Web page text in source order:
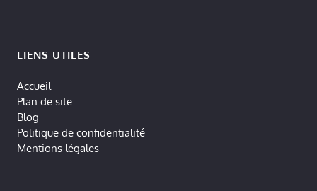
LIENS UTILES
Accueil
Plan de site
Blog
Politique de confidentialité
Mentions légales